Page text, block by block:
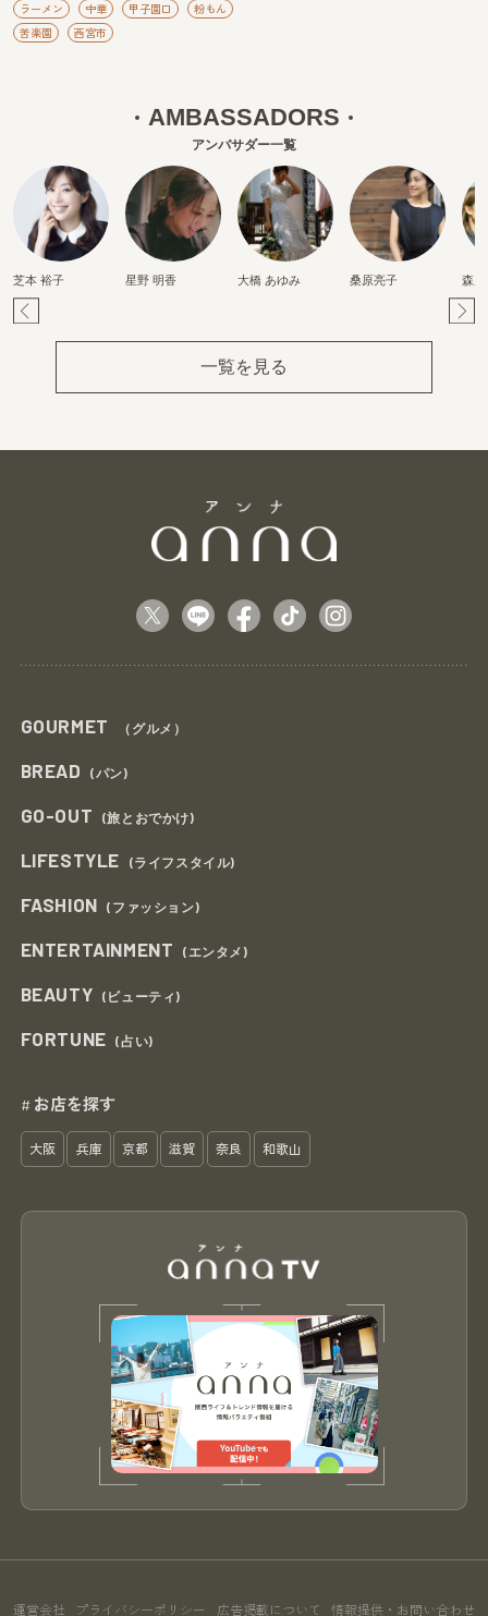
ラーメン
中華 甲子園口
粉もん
苦楽園
西宮市
AMBASSADORS
アンバサダー一覧
芝本 裕子 星野 明香 大橋 あゆみ 桑原亮子 森麻
一覧を見る
GOURMET （グルメ）
BREAD (パン)
GO-OUT (旅とおでかけ)
LIFESTYLE (ライフスタイル)
FASHION (ファッション)
ENTERTAINMENT (エンタメ)
BEAUTY (ビューティ)
FORTUNE (占い)
# お店を探す
大阪 兵庫 京都 滋賀 奈良 和歌山
運営会社 プライバシーポリシー 広告掲載について 情報提供・お問い合わせ